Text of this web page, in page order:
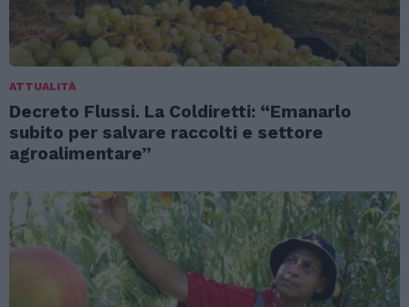
ATTUALITÀ
Decreto Flussi. La Coldiretti: “Emanarlo
subito per salvare raccolti e settore
agroalimentare”